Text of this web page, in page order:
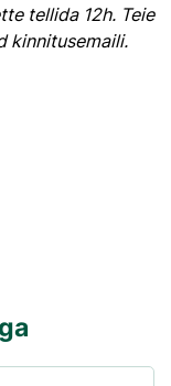
tellida 12h. Teie
kinnitusemaili.